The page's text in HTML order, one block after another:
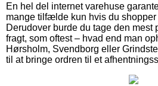
En hel del internet varehuse
mange tilfælde kun hvis du shopper
Derudover burde du tage den mest
fragt, som oftest – hvad end man
Hørsholm, Svendborg eller
til at bringe ordren til et